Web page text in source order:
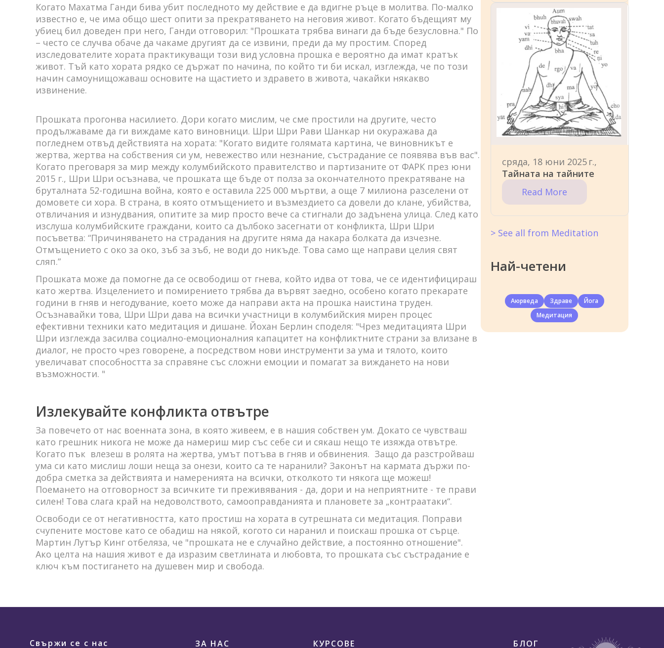
Когато Махатма Ганди бива убит последното му действие е да вдигне ръце в молитва. По-малко
известно е, че има общо шест опити за прекратяването на неговия живот. Когато бъдещият му
убиец бил доведен при него, Ганди отговорил: "Прошката трябва винаги да бъде безусловна." По
– често се случва обаче да чакаме другият да се извини, преди да му простим. Според
изследователите хората практикуващи този вид условна прошка е вероятно да имат кратък
живот. Тъй като хората рядко се държат по начина, по който ти би искал, изглежда, че по този
начин ​​самоунищожаваш основите на щастието и здравето в живота, чакайки някакво
извинение.
Прошката прогонва насилието. Дори когато мислим, че сме простили на другите, често
продължаваме да ги виждаме като виновници. Шри Шри Рави Шанкар ни окуражава да
погледнем отвъд действията на хората: "Когато видите голямата картина, че виновникът е
жертва, жертва на собствения си ум, невежество или незнание, състрадание се появява във вас".
Когато преговаря за мир между колумбийското правителство и партизаните от ФАРК през юни
2015 г., Шри Шри осъзнава, че прошката ще бъде от полза за окончателното прекратяване на
бруталната 52-годишна война, която е оставила 225 000 мъртви, а още 7 милиона разселени от
домовете си хора. В страна, в която отмъщението и възмездието са довели до клане, убийства,
отвличания и изнудвания, опитите за мир просто вече са стигнали до задънена улица. След като
изслуша колумбийските граждани, които са дълбоко засегнати от конфликта, Шри Шри
посъветва: “Причиняването на страдания на другите няма да накара болката да изчезне.
Отмъщението с око за око, зъб за зъб, не води до никъде. Това само ще направи целия свят
сляп.”
Прошката може да помогне да се освободиш от гнева, който идва от това, че се идентифицираш
като жертва. Изцелението и помирението трябва да вървят заедно, особено когато прекарате
години в гняв и негодувание, което може да направи акта на прошка наистина труден.
Осъзнавайки това, Шри Шри дава на всички участници в колумбийския мирен процес
ефективни техники като медитация и дишане. Йохан Берлин споделя: "Чрез медитацията Шри
Шри изглежда засилва социално-емоционалния капацитет на конфликтните страни за влизане в
диалог, не просто чрез говорене, а посредством нови инструменти за ума и тялото, които
увеличават способността за справяне със сложни емоции и помагат за виждането на нови
възможности. "
Излекувайте конфликта отвътре
За повечето от нас военната зона, в която живеем, е в нашия собствен ум. Докато се чувстваш
като грешник никога не може да намериш мир със себе си и сякаш нещо те изяжда отвътре.
Когато пък влезеш в ролята на жертва, умът потъва в гняв и обвинения. Защо да разстройваш
ума си като мислиш лоши неща за онези, които са те наранили? Законът на кармата държи по-
добра сметка за действията и намеренията на всички, отколкото ти някога ще можеш!
Поемането на отговорност за всичките ти преживявания - да, дори и на неприятните - те прави
силен! Това слага край на недоволството, самооправданията и плановете за „контраатаки“.
Освободи се от негативността, като простиш на хората в сутрешната си медитация. Поправи
счупените мостове като се обадиш на някой, когото си наранил и поискаш прошка от сърце.
Мартин Лутър Кинг отбеляза, че "прошката не е случайно действие, а постоянно отношение".
Ако целта на нашия живот е да изразим светлината и любовта, то прошката със състрадание е
ключ към постигането на душевен мир и свобода.
сряда, 18 юни 2025 г.,
Тайната на тайните
Read More
> See all from Meditation
Най-четени
Аюрведа Здраве
Йога
Медитация
Свържи се с нас ЗА НАС КУРСОВЕ БЛОГ